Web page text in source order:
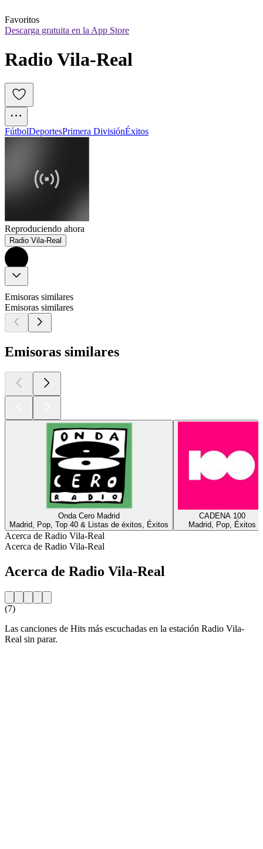
Favoritos
Descarga gratuita en la App Store
Radio Vila-Real
FútbolDeportesPrimera DivisiónÉxitos
Reproduciendo ahora
Radio Vila-Real
Emisoras similares
Emisoras similares
Emisoras similares
Onda Cero Madrid
Madrid, Pop, Top 40 & Listas de éxitos, Éxitos
CADENA 100
Madrid, Pop, Éxitos
Acerca de Radio Vila-Real
Acerca de Radio Vila-Real
Acerca de Radio Vila-Real
(7)
Las canciones de Hits más escuchadas en la estación Radio Vila-
Real sin parar.